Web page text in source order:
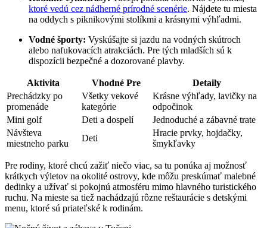
ktoré vedú cez nádherné prírodné scenérie. Nájdete tu miesta
na oddych s piknikovými stolíkmi a krásnymi výhľadmi.
Vodné športy: Vyskúšajte si jazdu na vodných skútroch
alebo nafukovacích atrakciách. Pre tých mladších sú k
dispozícii bezpečné a dozorované plavby.
Aktivita Vhodné Pre
Detaily
Prechádzky po
promenáde
Všetky vekové
kategórie
Krásne výhľady, lavičky na
odpočinok
Mini golf
Deti a dospelí
Jednoduché a zábavné trate
Návšteva
miestneho parku
Deti
Hracie prvky, hojdačky,
šmykľavky
Pre rodiny, ktoré chcú zažiť niečo viac, sa tu ponúka aj možnosť
krátkych výletov na okolité ostrovy, kde môžu preskúmať malebné
dedinky a užívať si pokojnú atmosféru mimo hlavného turistického
ruchu. Na mieste sa tiež nachádzajú rôzne reštaurácie s detskými
menu, ktoré sú priateľské k rodinám.